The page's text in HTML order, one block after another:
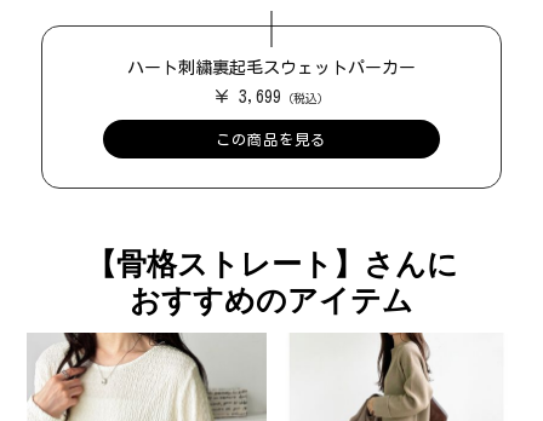
ハート刺繍裏起毛スウェットパーカー
￥ 3,699
この商品を見る
【骨格ストレート】さんに
おすすめのアイテム